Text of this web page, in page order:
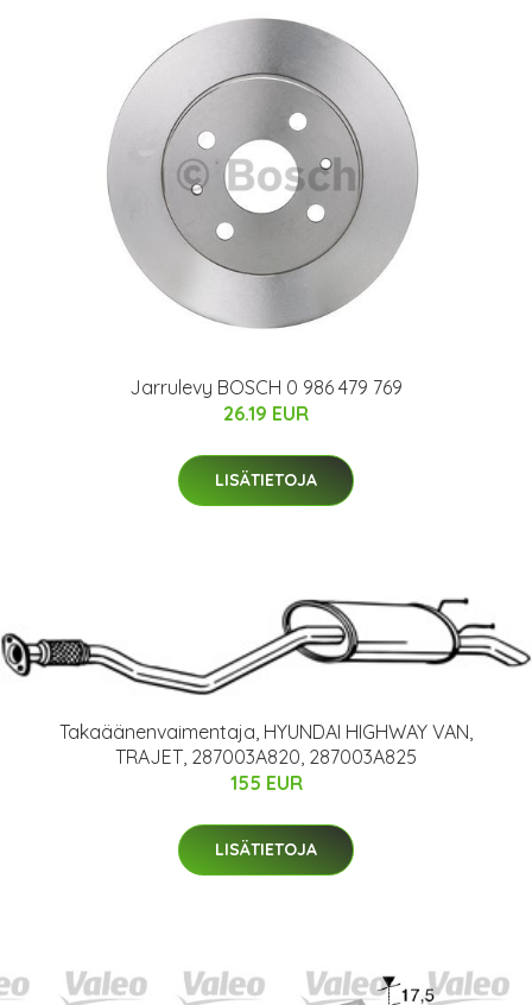
Jarrulevy BOSCH 0 986 479 769
26.19 EUR
LISÄTIETOJA
Takaäänenvaimentaja, HYUNDAI HIGHWAY VAN,
TRAJET, 287003A820, 287003A825
155 EUR
LISÄTIETOJA